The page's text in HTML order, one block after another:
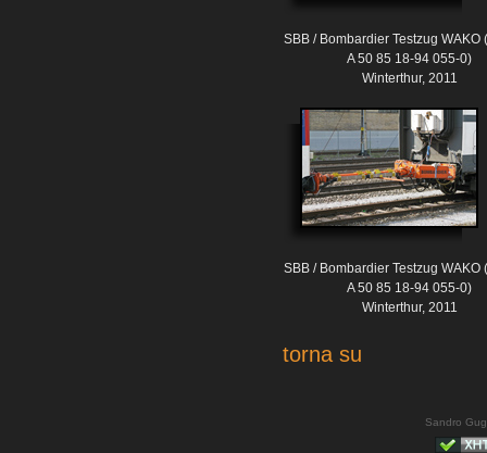
SBB / Bombardier Testzug WAKO
A 50 85 18-94 055-0)
Winterthur, 2011
SBB / Bombardier Testzug WAKO
A 50 85 18-94 055-0)
Winterthur, 2011
torna su
Sandro